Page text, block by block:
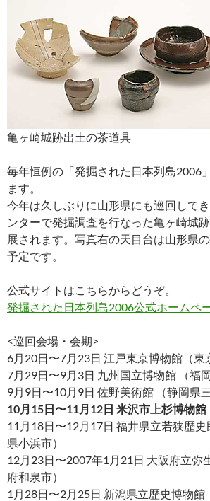
亀ヶ崎城跡出土の茶道具
毎年恒例の「発掘された日本列島2006
ます。
今年は久しぶりに山形県にも巡回して
ンターで発掘調査を行なった亀ヶ崎城
展されます。写真右の天目台は山形県
予定です。
公式サイトはこちらからどうぞ。
発掘された日本列島2006公式ホームペ
<巡回会場・会期>
6月20日〜7月23日 江戸東京博物館（東
7月29日〜9月3日 九州国立博物館 （福
9月9日〜10月9日 佐野美術館 （静岡県三
10月15日〜11月12日 米沢市上杉博物館
11月18日〜12月17日 福井県立若狭歴
県小浜市）
12月23日〜2007年1月21日 大阪府立弥
府和泉市）
1月28日〜2月25日 新潟県立歴史博物館